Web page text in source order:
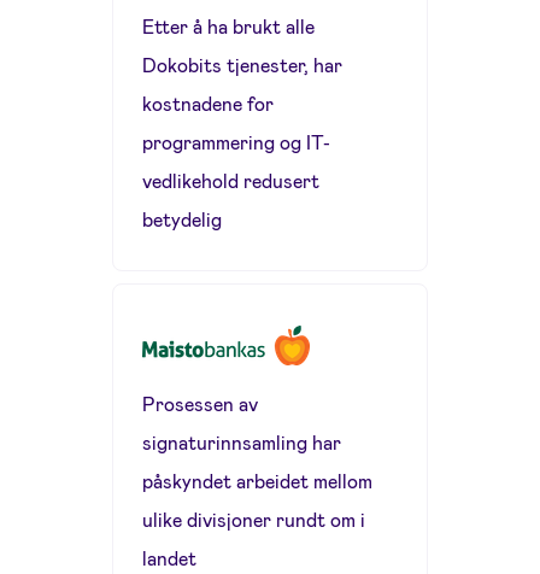
Etter å ha brukt alle
Dokobits tjenester, har
kostnadene for
programmering og IT-
vedlikehold redusert
betydelig
Prosessen av
signaturinnsamling har
påskyndet arbeidet mellom
ulike divisjoner rundt om i
landet